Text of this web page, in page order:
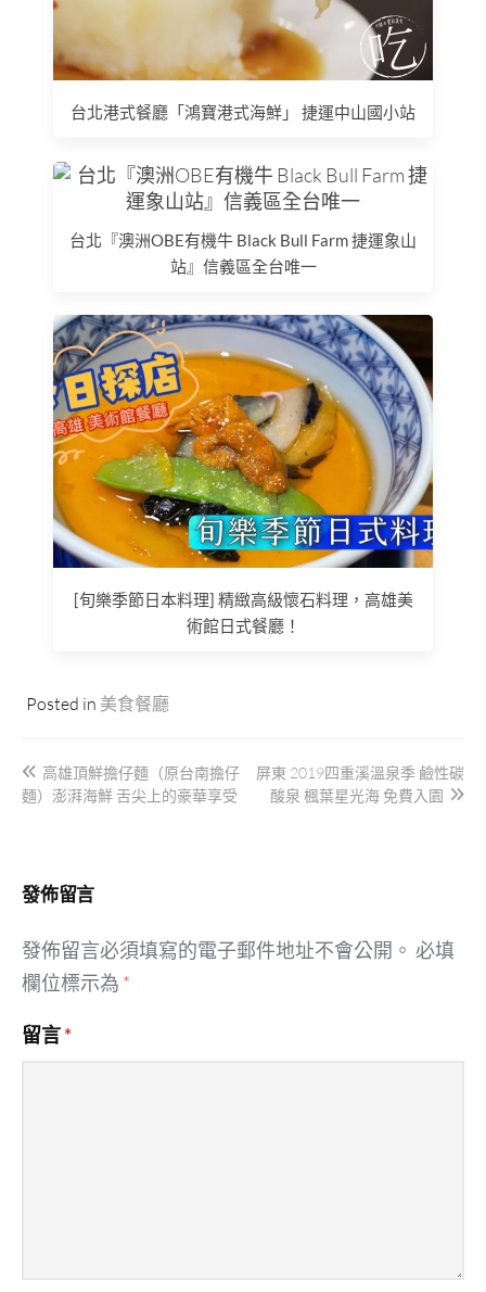
台北港式餐廳「鴻寶港式海鮮」 捷運中山國小站
台北『澳洲OBE有機牛 Black Bull Farm 捷運象山
站』信義區全台唯一
[旬樂季節日本料理] 精緻高級懷石料理，高雄美
術館日式餐廳！
Posted in 美食餐廳
文
章高雄頂鮮擔仔麵（原台南擔仔
麵）澎湃海鮮 舌尖上的豪華享受
屏東 2019四重溪溫泉季 鹼性碳
酸泉 楓葉星光海 免費入園
發佈留言
發佈留言必須填寫的電子郵件地址不會公開。 必填
欄位標示為 *
留言*